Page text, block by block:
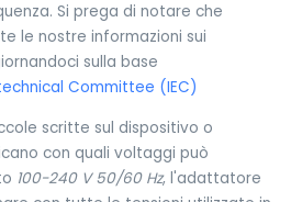
Si prega di notare che
le nostre informazioni sui
sulla base
Committee (IEC)
scritte sul dispositivo o
con quali voltaggi può
100-240 V 50/60 Hz, l'adattatore